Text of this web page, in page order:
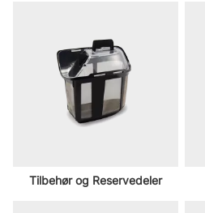
Tilbehør og Reservedeler